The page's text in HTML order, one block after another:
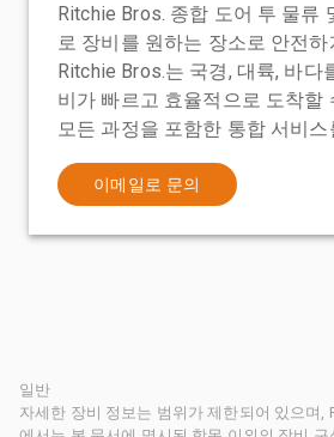
Ritchie Bros. 종합 도어 투 물류
로 장비를 원하는 장소로 안전하
Ritchie Bros.는 국경, 대륙, 바다
비가 빠르고 효율적으로 도착할
모든 과정을 포함한 통합 서비스
이메일로 문의
일반
자세한 장비 정보는 범위가 제한되어 있으며,